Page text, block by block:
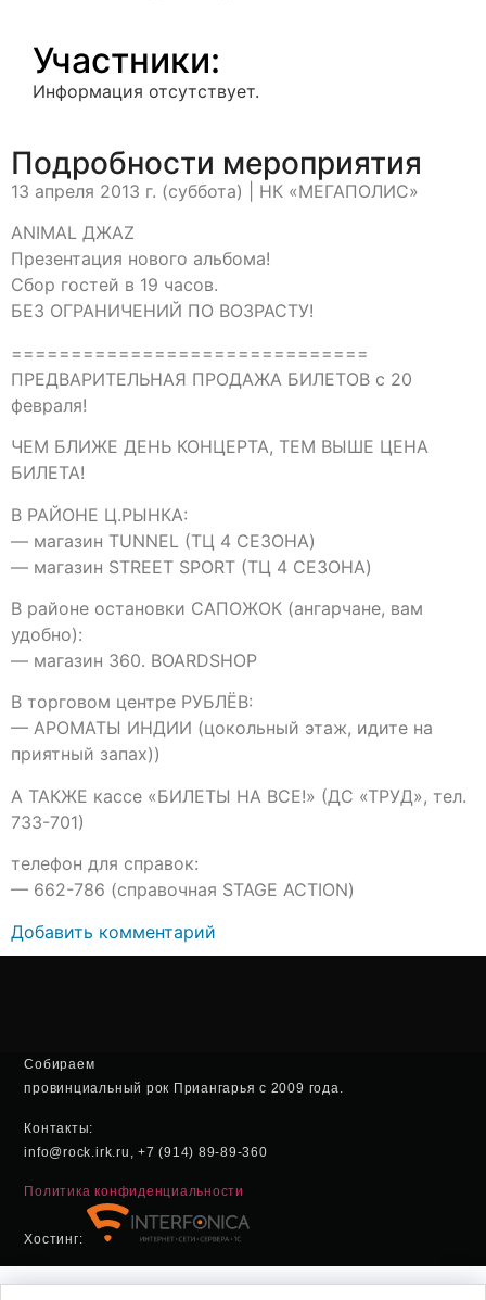
Участники:
Информация отсутствует.
Подробности мероприятия
13 апреля 2013 г. (суббота) | НК «МЕГАПОЛИС»
ANIMAL ДЖАZ
Презентация нового альбома!
Сбор гостей в 19 часов.
БЕЗ ОГРАНИЧЕНИЙ ПО ВОЗРАСТУ!
==============================
ПРЕДВАРИТЕЛЬНАЯ ПРОДАЖА БИЛЕТОВ с 20
февраля!
ЧЕМ БЛИЖЕ ДЕНЬ КОНЦЕРТА, ТЕМ ВЫШЕ ЦЕНА
БИЛЕТА!
В РАЙОНЕ Ц.РЫНКА:
— магазин TUNNEL (ТЦ 4 СЕЗОНА)
— магазин STREET SPORT (ТЦ 4 СЕЗОНА)
В районе остановки САПОЖОК (ангарчане, вам
удобно):
— магазин 360. BOARDSHOP
В торговом центре РУБЛЁВ:
— АРОМАТЫ ИНДИИ (цокольный этаж, идите на
приятный запах))
А ТАКЖЕ кассе «БИЛЕТЫ НА ВСЕ!» (ДС «ТРУД», тел.
733-701)
телефон для справок:
— 662-786 (справочная STAGE ACTION)
Добавить комментарий
Собираем
провинциальный рок Приангарья с 2009 года.
Контакты:
info@rock.irk.ru, +7 (914) 89-89-360
Политика конфиденциальности
Хостинг: